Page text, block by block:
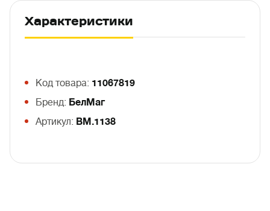
Характеристики
Код товара: 11067819
Бренд: БелМаг
Артикул: BM.1138